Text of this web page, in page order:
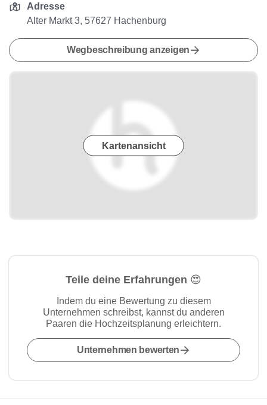
Adresse
Alter Markt 3, 57627 Hachenburg
Wegbeschreibung anzeigen
Kartenansicht
Teile deine Erfahrungen 😍
Indem du eine Bewertung zu diesem
Unternehmen schreibst, kannst du anderen
Paaren die Hochzeitsplanung erleichtern.
Unternehmen bewerten